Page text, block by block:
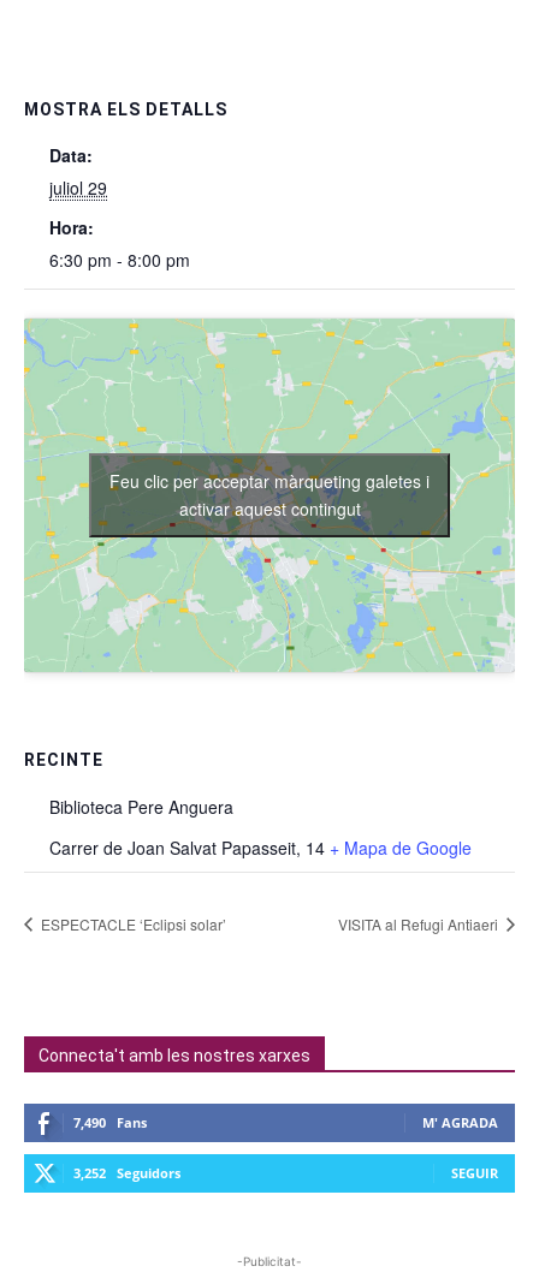
MOSTRA ELS DETALLS
Data:
juliol 29
Hora:
6:30 pm - 8:00 pm
RECINTE
Biblioteca Pere Anguera
Carrer de Joan Salvat Papasseit, 14 + Mapa de Google
Feu clic per acceptar màrqueting galetes i
activar aquest contingut
ESPECTACLE ‘Eclipsi solar’ VISITA al Refugi Antiaeri
Connecta't amb les nostres xarxes
7,490 Fans M' AGRADA
3,252 Seguidors SEGUIR
-Publicitat-